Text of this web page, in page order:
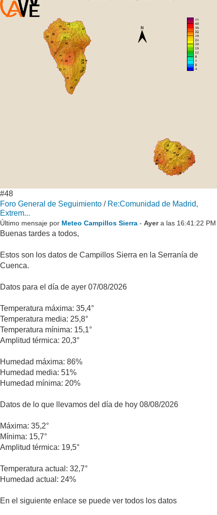
#48
Foro General de Seguimiento / Re:Comunidad de Madrid,
Extrem...
Último mensaje por Meteo Campillos Sierra - Ayera las 16:41:22 PM
Buenas tardes a todos,
Estos son los datos de Campillos Sierra en la Serranía de
Cuenca.
Datos para el día de ayer 07/08/2026
Temperatura máxima: 35,4°
Temperatura media: 25,8°
Temperatura mínima: 15,1°
Amplitud térmica: 20,3°
Humedad máxima: 86%
Humedad media: 51%
Humedad mínima: 20%
Datos de lo que llevamos del día de hoy 08/08/2026
Máxima: 35,2°
Mínima: 15,7°
Amplitud térmica: 19,5°
Temperatura actual: 32,7°
Humedad actual: 24%
En el siguiente enlace se puede ver todos los datos